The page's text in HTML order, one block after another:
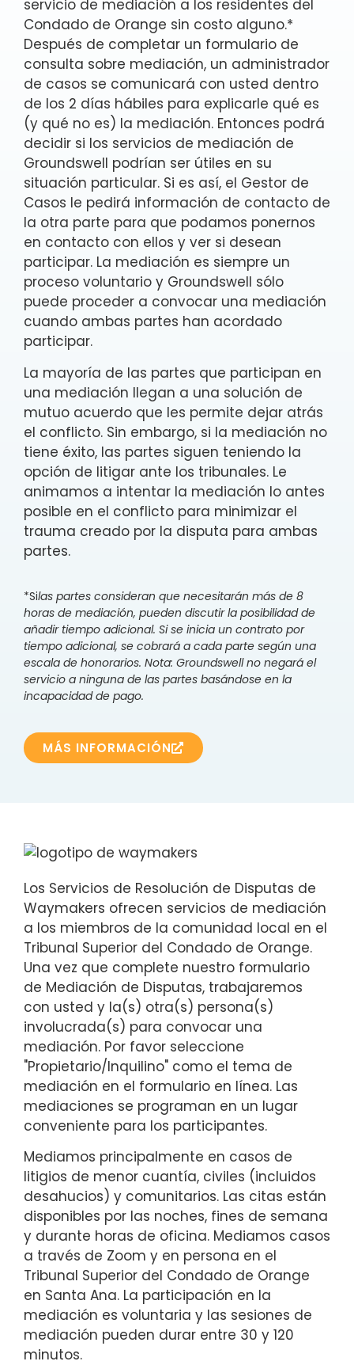
servicio de mediación a los residentes del
Condado de Orange sin costo alguno.*
Después de completar un formulario de
consulta sobre mediación, un administrador
de casos se comunicará con usted dentro
de los 2 días hábiles para explicarle qué es
(y qué no es) la mediación. Entonces podrá
decidir si los servicios de mediación de
Groundswell podrían ser útiles en su
situación particular. Si es así, el Gestor de
Casos le pedirá información de contacto de
la otra parte para que podamos ponernos
en contacto con ellos y ver si desean
participar. La mediación es siempre un
proceso voluntario y Groundswell sólo
puede proceder a convocar una mediación
cuando ambas partes han acordado
participar.
La mayoría de las partes que participan en
una mediación llegan a una solución de
mutuo acuerdo que les permite dejar atrás
el conflicto. Sin embargo, si la mediación no
tiene éxito, las partes siguen teniendo la
opción de litigar ante los tribunales. Le
animamos a intentar la mediación lo antes
posible en el conflicto para minimizar el
trauma creado por la disputa para ambas
partes.
*Silas partes consideran que necesitarán más de 8
horas de mediación, pueden discutir la posibilidad de
añadir tiempo adicional. Si se inicia un contrato por
tiempo adicional, se cobrará a cada parte según una
escala de honorarios. Nota: Groundswell no negará el
servicio a ninguna de las partes basándose en la
incapacidad de pago.
MÁS INFORMACIÓN
Los Servicios de Resolución de Disputas de
Waymakers ofrecen servicios de mediación
a los miembros de la comunidad local en el
Tribunal Superior del Condado de Orange.
Una vez que complete nuestro formulario
de Mediación de Disputas, trabajaremos
con usted y la(s) otra(s) persona(s)
involucrada(s) para convocar una
mediación. Por favor seleccione
"Propietario/Inquilino" como el tema de
mediación en el formulario en línea. Las
mediaciones se programan en un lugar
conveniente para los participantes.
Mediamos principalmente en casos de
litigios de menor cuantía, civiles (incluidos
desahucios) y comunitarios. Las citas están
disponibles por las noches, fines de semana
y durante horas de oficina. Mediamos casos
a través de Zoom y en persona en el
Tribunal Superior del Condado de Orange
en Santa Ana. La participación en la
mediación es voluntaria y las sesiones de
mediación pueden durar entre 30 y 120
minutos.